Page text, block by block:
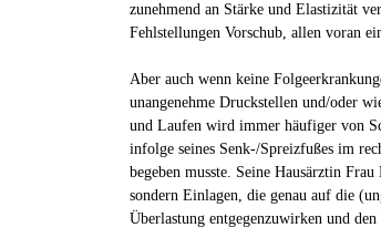
zunehmend an Stärke und Elastizität
Fehlstellungen Vorschub, allen voran
Aber auch wenn keine
unangenehme Druckstellen und/oder
und Laufen wird immer häufiger von
infolge seines Senk-/Spreizfußes im
begeben musste. Seine Hausärztin
sondern Einlagen, die genau auf die
Überlastung entgegenzuwirken und